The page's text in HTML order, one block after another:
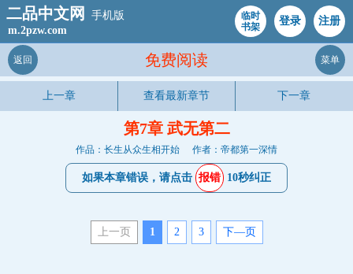
二品中文网
手机版
m.2pzw.com
临时
书架
登录 注册
免费阅读
返回 菜单
上一章 查看最新章节 下一章
第7章 武无第二
作品：长生从众生相开始 作者：帝都第一深情
如果本章错误，请点击 报错 10秒纠正
上一页 1 2 3 下—页